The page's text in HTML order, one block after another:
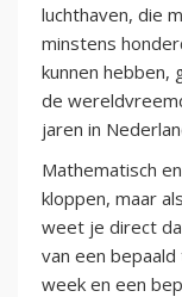
luchthaven, die
minstens
kunnen hebben,
de
jaren in
Mathematisch
kloppen, maar
weet je direct
van een
week en een